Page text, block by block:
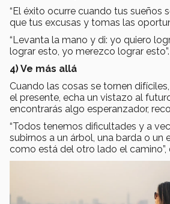
“El éxito ocurre cuando tus sueños
que tus excusas y tomas las
“Levanta la mano y di: yo quiero
lograr esto, yo merezco lograr esto”.
4) Ve más allá
Cuando las cosas se tornen
el presente, echa un vistazo al
encontrarás algo esperanzador,
“Todos tenemos dificultades y a
subirnos a un árbol, una barda o un
como está del otro lado el camino”,